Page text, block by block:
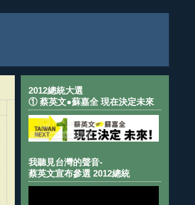
2012總統大選
① 蔡英文●蘇嘉全 現在決定未來
我聽見台灣的聲音-
蔡英文宣布參選 2012總統